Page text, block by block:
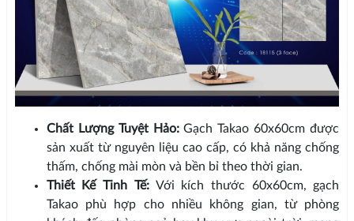
Chất Lượng Tuyệt Hảo:Gạch Takao 60x60cm được
sản xuất từ nguyên liệu cao cấp, có khả năng chống
thấm, chống mài mòn và bền bỉ theo thời gian.
Thiết Kế Tinh Tế:Với kích thước 60x60cm, gạch
Takao phù hợp cho nhiều không gian, từ phòng